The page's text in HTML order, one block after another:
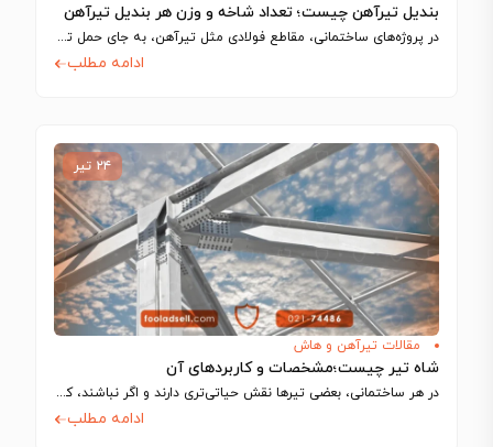
بندیل تیرآهن چیست؛ تعداد شاخه و وزن هر بندیل تیرآهن
در پروژه‌های ساختمانی، مقاطع فولادی مثل تیرآهن، به‌ جای حمل تکی، معمولا در بسته‌هایی…
ادامه مطلب
۲۴ تیر
مقالات تیرآهن و هاش
شاه تیر چیست؛مشخصات و کاربردهای آن
در هر ساختمانی، بعضی تیرها نقش حیاتی‌تری دارند و اگر نباشند، کل سازه فرو…
ادامه مطلب